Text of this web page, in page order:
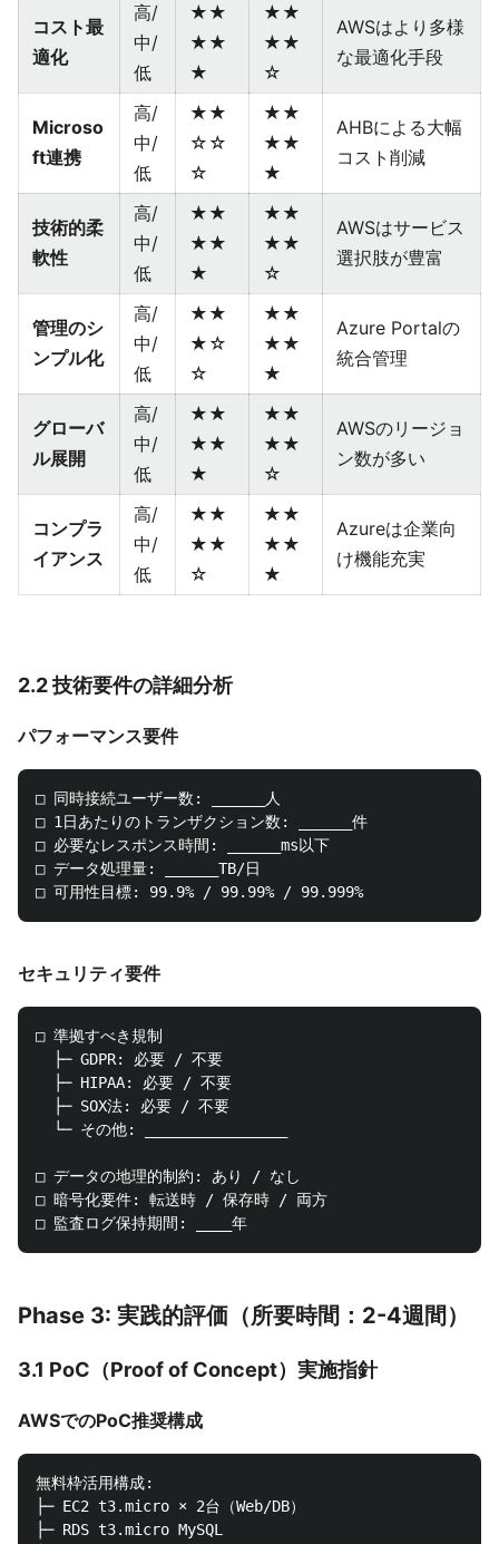
コスト最
適化
高/
中/
低
★★
★★
★
★★
★★
☆
AWSはより多様
な最適化手段
Microso
ft連携
高/
中/
低
★★
☆☆
☆
★★
★★
★
AHBによる大幅
コスト削減
技術的柔
軟性
高/
中/
低
★★
★★
★
★★
★★
☆
AWSはサービス
選択肢が豊富
管理のシ
ンプル化
高/
中/
低
★★
★☆
☆
★★
★★
★
Azure Portalの
統合管理
グローバ
ル展開
高/
中/
低
★★
★★
★
★★
★★
☆
AWSのリージョ
ン数が多い
コンプラ
イアンス
高/
中/
低
★★
★★
☆
★★
★★
★
Azureは企業向
け機能充実
2.2 技術要件の詳細分析
パフォーマンス要件
□ 同時接続ユーザー数: ______人
□ 1日あたりのトランザクション数: ______件
□ 必要なレスポンス時間: ______ms以下
□ データ処理量: ______TB/日
セキュリティ要件
□ 準拠すべき規制
  ├─ GDPR: 必要 / 不要
  ├─ HIPAA: 必要 / 不要
  ├─ SOX法: 必要 / 不要
  └─ その他: ________________
□ データの地理的制約: あり / なし
□ 暗号化要件: 転送時 / 保存時 / 両方
Phase 3: 実践的評価（所要時間：2-4週間）
3.1 PoC（Proof of Concept）実施指針
AWSでのPoC推奨構成
無料枠活用構成:
├─ EC2 t3.micro × 2台（Web/DB）
├─ RDS t3.micro MySQL